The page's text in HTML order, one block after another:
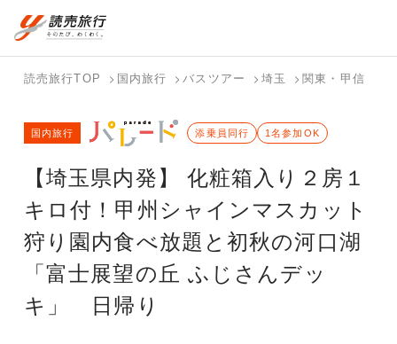
国内旅行トップ
バスツアー
を探す
個人旅行
（ブーケ）を探す
ら探す
テーマから写真から探
海外旅行トップ
海外特集か
ら探す
テーマから
探す
す
読売旅行TOP 国内旅行 バスツアー 埼玉 関東・甲信
【埼玉県内発】 化粧箱入り２房１
キロ付！甲州シャインマスカット
狩り園内食べ放題と初秋の河口湖
「富士展望の丘 ふじさんデッ
キ」 日帰り
国内旅行 添乗員同行 1名参加OK